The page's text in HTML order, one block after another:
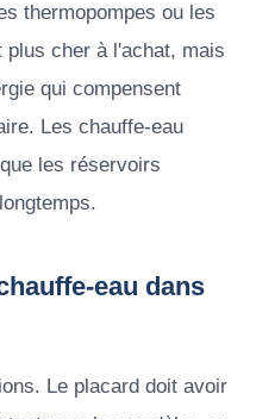
thermopompes ou les
plus cher à l'achat, mais
qui compensent
Les chauffe-eau
les réservoirs
eau dans
Le placard doit avoir